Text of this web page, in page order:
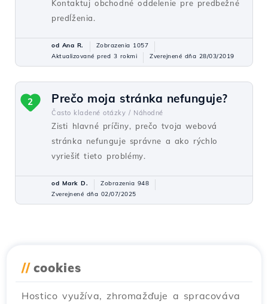
Kontaktuj obchodné oddelenie pre predbežné
predĺženia.
od Ana R.
Zobrazenia 1057
Aktualizované pred 3 rokmi
Zverejnené dňa 28/03/2019
Prečo moja stránka nefunguje?
Často kladené otázky / Náhodné
Zisti hlavné príčiny, prečo tvoja webová
stránka nefunguje správne a ako rýchlo
vyriešiť tieto problémy.
2
od Mark D.
Zobrazenia 948
Zverejnené dňa 02/07/2025
// cookies
Hostico využíva, zhromažďuje a spracováva